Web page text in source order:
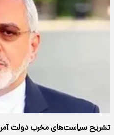
تشریح سیاست‌های مخرب دولت